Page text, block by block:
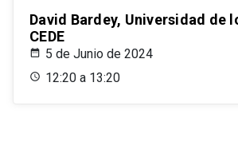
David Bardey, Universidad de
CEDE
5 de Junio de 2024
12:20 a 13:20